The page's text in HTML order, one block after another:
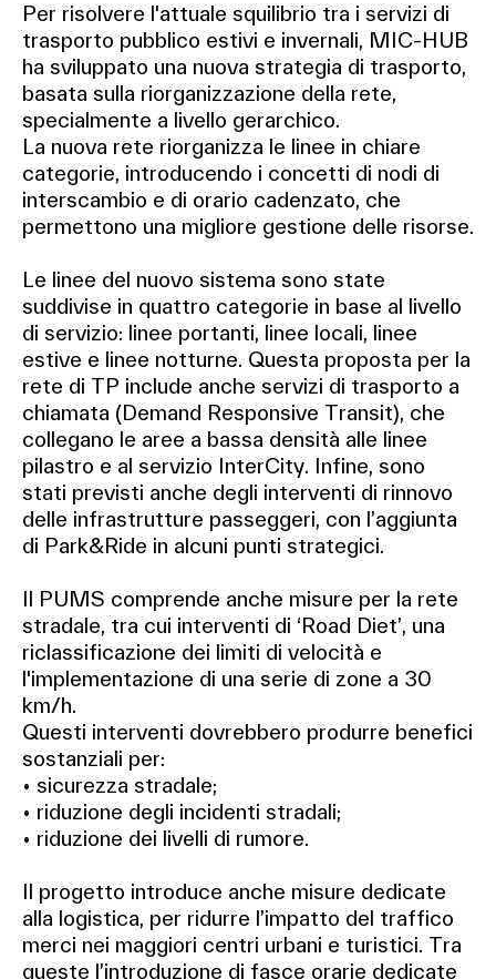
Per risolvere l'attuale squilibrio tra i servizi di
trasporto pubblico estivi e invernali, MIC-HUB
ha sviluppato una nuova strategia di trasporto,
basata sulla riorganizzazione della rete,
specialmente a livello gerarchico.
La nuova rete riorganizza le linee in chiare
categorie, introducendo i concetti di nodi di
interscambio e di orario cadenzato, che
permettono una migliore gestione delle risorse.
Le linee del nuovo sistema sono state
suddivise in quattro categorie in base al livello
di servizio: linee portanti, linee locali, linee
estive e linee notturne. Questa proposta per la
rete di TP include anche servizi di trasporto a
chiamata (Demand Responsive Transit), che
collegano le aree a bassa densità alle linee
pilastro e al servizio InterCity. Infine, sono
stati previsti anche degli interventi di rinnovo
delle infrastrutture passeggeri, con l’aggiunta
di Park&Ride in alcuni punti strategici.
Il PUMS comprende anche misure per la rete
stradale, tra cui interventi di ‘Road Diet’, una
riclassificazione dei limiti di velocità e
l'implementazione di una serie di zone a 30
km/h.
Questi interventi dovrebbero produrre benefici
sostanziali per:
• sicurezza stradale;
• riduzione degli incidenti stradali;
• riduzione dei livelli di rumore.
Il progetto introduce anche misure dedicate
alla logistica, per ridurre l’impatto del traffico
merci nei maggiori centri urbani e turistici. Tra
queste l’introduzione di fasce orarie dedicate